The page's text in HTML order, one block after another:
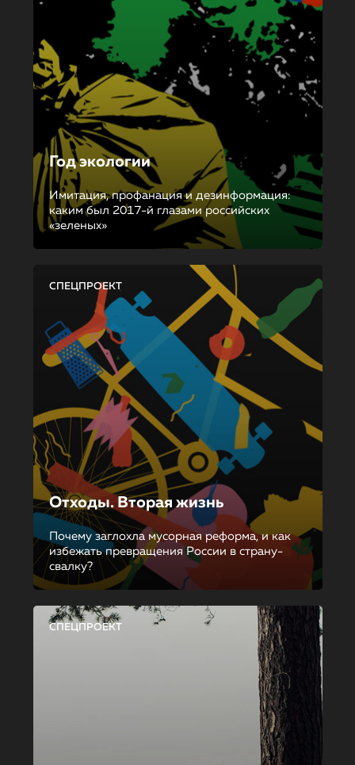
Год экологии
Имитация, профанация и дезинформация:
каким был 2017-й глазами российских
«зеленых»
СПЕЦПРОЕКТ
Отходы. Вторая жизнь
Почему заглохла мусорная реформа, и как
избежать превращения России в страну-
свалку?
СПЕЦПРОЕКТ